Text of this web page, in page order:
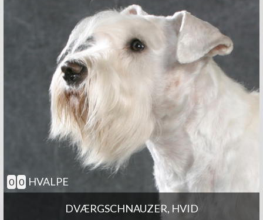
DVÆRGSCHNAUZER, HVID
0 0 HVALPE